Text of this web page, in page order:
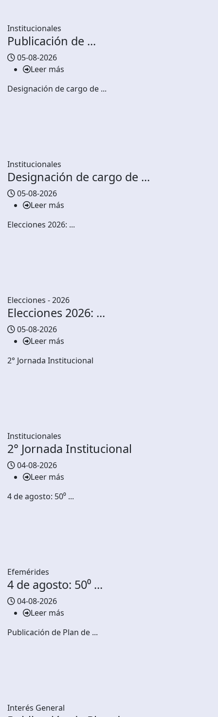
Institucionales
Publicación de ...
05-08-2026
Leer más
Designación de cargo de ...
Institucionales
Designación de cargo de ...
05-08-2026
Leer más
Elecciones 2026: ...
Elecciones - 2026
Elecciones 2026: ...
05-08-2026
Leer más
2° Jornada Institucional
Institucionales
2° Jornada Institucional
04-08-2026
Leer más
4 de agosto: 50⁰ ...
Efemérides
4 de agosto: 50⁰ ...
04-08-2026
Leer más
Publicación de Plan de ...
Interés General